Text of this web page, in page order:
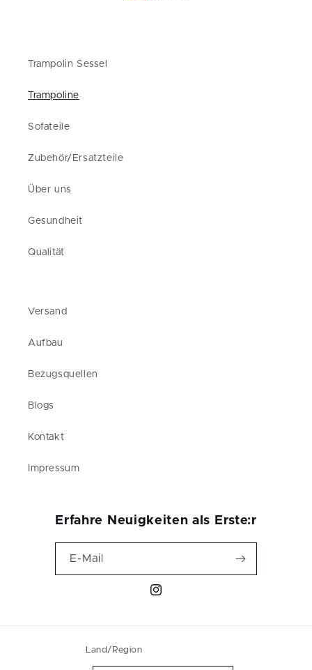
Trampolin Sessel
Trampoline
Sofateile
Zubehör/Ersatzteile
Über uns
Gesundheit
Qualität
Versand
Aufbau
Bezugsquellen
Blogs
Kontakt
Impressum
Erfahre Neuigkeiten als Erste:r
E-Mail
Instagram
Land/Region